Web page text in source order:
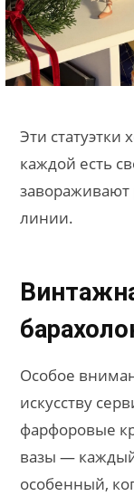
Эти статуэтки
каждой есть
завораживают
линии.
Особое
искусству
фарфоровые
вазы —
особенный,